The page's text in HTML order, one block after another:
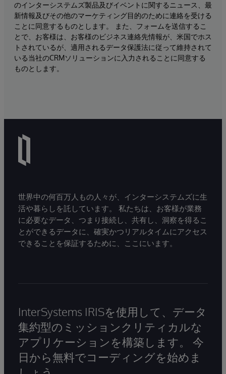
のインターシステムズ製品及びイベントに関するニュース、最
新情報及びその他のマーケティング目的のために連絡を受ける
ことに同意するものとします。 また、フォームを送信するこ
とで、お客様は、お客様のビジネス連絡先情報が、米国でホス
トされているが、適用されるデータ保護法に従って維持されて
いる当社のCRMソリューションに入力されることに同意する
ものとします。
世界中の何百万人もの人々が、インターシステムズに生
活や暮らしを託しています。 私たちは、お客様が業務
に必要なデータ、つまり接続し、共有し、洞察を得るこ
とができるデータに、確実かつリアルタイムにアクセス
できることを保証するために、ここにいます。
InterSystems IRISを使用して、データ
集約型のミッションクリティカルな
アプリケーションを構築します。 今
日から無料でコーディングを始めま